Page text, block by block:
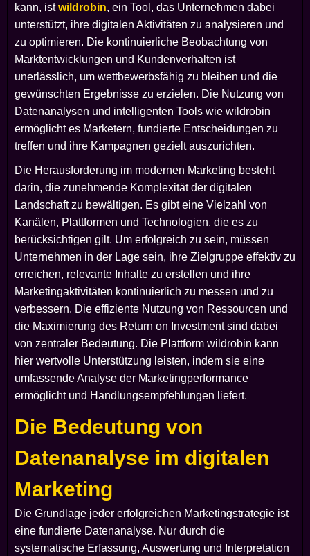
kann, istwildrobin, ein Tool, das Unternehmen dabei
unterstützt, ihre digitalen Aktivitäten zu analysieren und
zu optimieren. Die kontinuierliche Beobachtung von
Marktentwicklungen und Kundenverhalten ist
unerlässlich, um wettbewerbsfähig zu bleiben und die
gewünschten Ergebnisse zu erzielen. Die Nutzung von
Datenanalysen und intelligenten Tools wie wildrobin
ermöglicht es Marketern, fundierte Entscheidungen zu
treffen und ihre Kampagnen gezielt auszurichten.
Die Herausforderung im modernen Marketing besteht
darin, die zunehmende Komplexität der digitalen
Landschaft zu bewältigen. Es gibt eine Vielzahl von
Kanälen, Plattformen und Technologien, die es zu
berücksichtigen gilt. Um erfolgreich zu sein, müssen
Unternehmen in der Lage sein, ihre Zielgruppe effektiv zu
erreichen, relevante Inhalte zu erstellen und ihre
Marketingaktivitäten kontinuierlich zu messen und zu
verbessern. Die effiziente Nutzung von Ressourcen und
die Maximierung des Return on Investment sind dabei
von zentraler Bedeutung. Die Plattform wildrobin kann
hier wertvolle Unterstützung leisten, indem sie eine
umfassende Analyse der Marketingperformance
ermöglicht und Handlungsempfehlungen liefert.
Die Bedeutung von
Datenanalyse im digitalen
Marketing
Die Grundlage jeder erfolgreichen Marketingstrategie ist
eine fundierte Datenanalyse. Nur durch die
systematische Erfassung, Auswertung und Interpretation